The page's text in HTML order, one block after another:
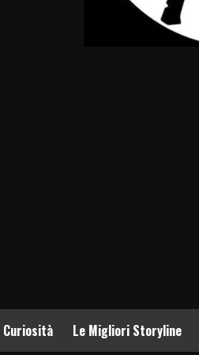
Curiosità Le Migliori Storyline